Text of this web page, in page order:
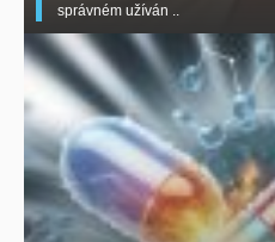
správném užíván ..